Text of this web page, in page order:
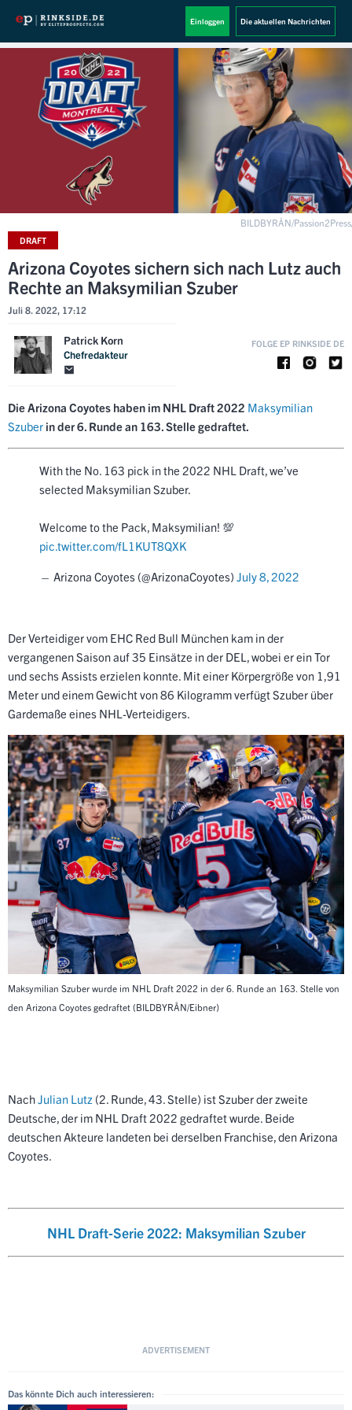
Die aktuellen Nachrichten
Einloggen
BILDBYRÅN/
DRAFT
Arizona Coyotes sichern sich nach Lutz auch
Rechte an Maksymilian Szuber
Juli 8. 2022, 17:12
Patrick Korn
Chefredakteur
FOLGE EP RINKSIDE DE
Die Arizona Coyotes haben im NHL Draft 2022 Maksymilian
Szuber in der 6. Runde an 163. Stelle gedraftet.
With the No. 163 pick in the 2022 NHL Draft, we’ve
selected Maksymilian Szuber.
Welcome to the Pack, Maksymilian! 💯
pic.twitter.com/fL1KUT8QXK
— Arizona Coyotes (@ArizonaCoyotes) July 8, 2022
Der Verteidiger vom EHC Red Bull München kam in der
vergangenen Saison auf 35 Einsätze in der DEL, wobei er ein Tor
und sechs Assists erzielen konnte. Mit einer Körpergröße von 1,91
Meter und einem Gewicht von 86 Kilogramm verfügt Szuber über
Gardemaße eines NHL-Verteidigers.
Maksymilian Szuber wurde im NHL Draft 2022 in der 6. Runde an 163. Stelle von
den Arizona Coyotes gedraftet (BILDBYRÅN/Eibner)
NachJulian Lutz (2. Runde, 43. Stelle) ist Szuber der zweite
Deutsche, der im NHL Draft 2022 gedraftet wurde. Beide
deutschen Akteure landeten bei derselben Franchise, den Arizona
Coyotes.
NHL Draft-Serie 2022: Maksymilian Szuber
Das könnte Dich auch interessieren: